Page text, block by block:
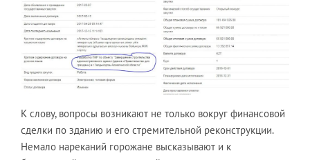
К слову, вопросы возникают не только вокруг финансовой
сделки по зданию и его стремительной реконструкции.
Немало нареканий горожане высказывают и к